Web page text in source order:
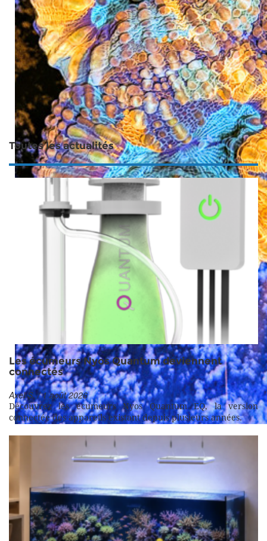
Artic sunset Lobophyllia pachysepta
Toutes les actualités
Les écumeurs Nyos Quantum deviennent
connectés
Axel S. / 1 août 2026
Découvrez les écumeurs Nyos Quantum EQ, la version
connectée des appareils existant depuis plusieurs années.